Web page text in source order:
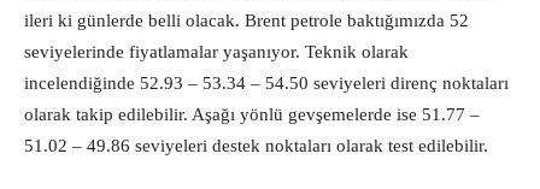
ileri ki günlerde belli olacak. Brent petrole baktığımızda 52
seviyelerinde fiyatlamalar yaşanıyor. Teknik olarak
incelendiğinde 52.93 – 53.34 – 54.50 seviyeleri direnç noktaları
olarak takip edilebilir. Aşağı yönlü gevşemelerde ise 51.77 –
51.02 – 49.86 seviyeleri destek noktaları olarak test edilebilir.